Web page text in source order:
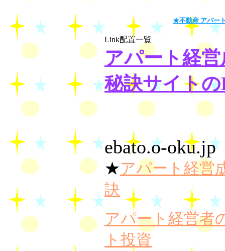
★不動産 アパー
Link配置一覧
アパート経
秘訣サイト
ebato.o-oku.jp
★アパート経営
訣
アパート経営者
ト投資